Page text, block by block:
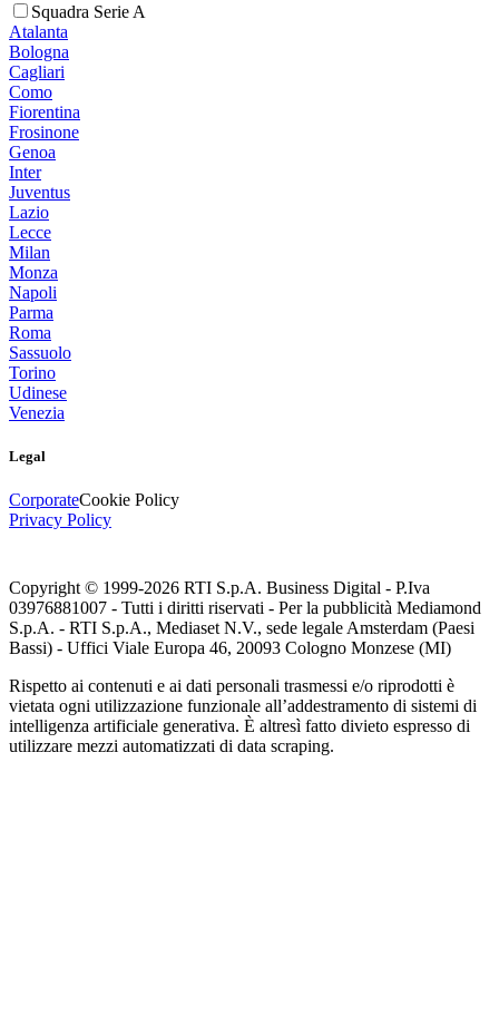
Squadra Serie A
Atalanta
Bologna
Cagliari
Como
Fiorentina
Frosinone
Genoa
Inter
Juventus
Lazio
Lecce
Milan
Monza
Napoli
Parma
Roma
Sassuolo
Torino
Udinese
Venezia
Legal
CorporateCookie Policy
Privacy Policy
Copyright © 1999-2026 RTI S.p.A. Business Digital - P.Iva
03976881007 - Tutti i diritti riservati - Per la pubblicità Mediamond
S.p.A. - RTI S.p.A., Mediaset N.V., sede legale Amsterdam (Paesi
Bassi) - Uffici Viale Europa 46, 20093 Cologno Monzese (MI)
Rispetto ai contenuti e ai dati personali trasmessi e/o riprodotti è
vietata ogni utilizzazione funzionale all’addestramento di sistemi di
intelligenza artificiale generativa. È altresì fatto divieto espresso di
utilizzare mezzi automatizzati di data scraping.